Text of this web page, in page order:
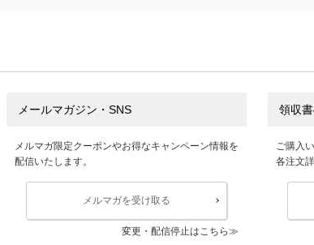
メールマガジン・SNS
メルマガ限定クーポンやお得なキャンペーン情報を
配信いたします。
メルマガを受け取る
変更・配信停止はこちら
領収
ご購入
各注文